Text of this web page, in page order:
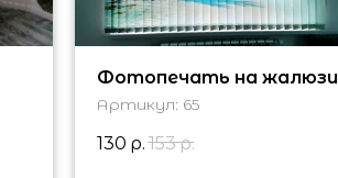
Фотопечать на жалюзи
Артикул: 65
130 р. 153 р.